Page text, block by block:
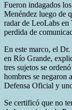
Fueron indagados
Menéndez luego de
radar de LeoLabs en
perdida de
En este marco, el
en Río Grande,
tres sujetos se
hombres se negaron
Defensa Oficial y
Se certificó que no